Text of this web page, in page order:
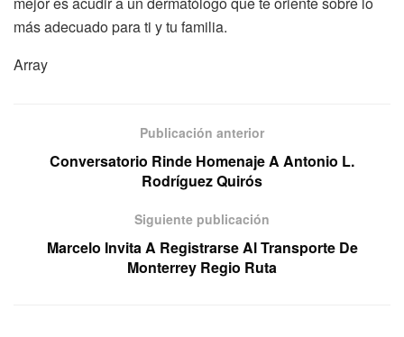
más adecuado para ti y tu familia.
Array
Publicación anterior
Conversatorio Rinde Homenaje A Antonio L.
Rodríguez Quirós
Siguiente publicación
Marcelo Invita A Registrarse Al Transporte De
Monterrey Regio Ruta